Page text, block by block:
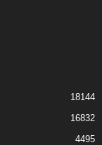
18144
16832
4495